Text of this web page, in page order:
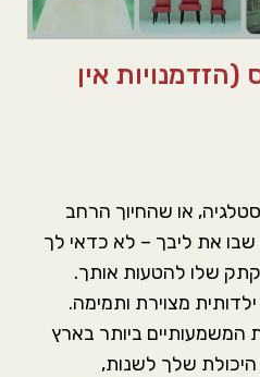
אין
או שהחיוך הרחב
שבו את ליבך – לא כדאי לך
שלו להטעות אותך.
מצוירת ותמימה.
ביותר בארץ
שלך לשנות,